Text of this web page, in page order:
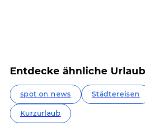
Entdecke ähnliche
spot on news Städtereisen
Kurzurlaub